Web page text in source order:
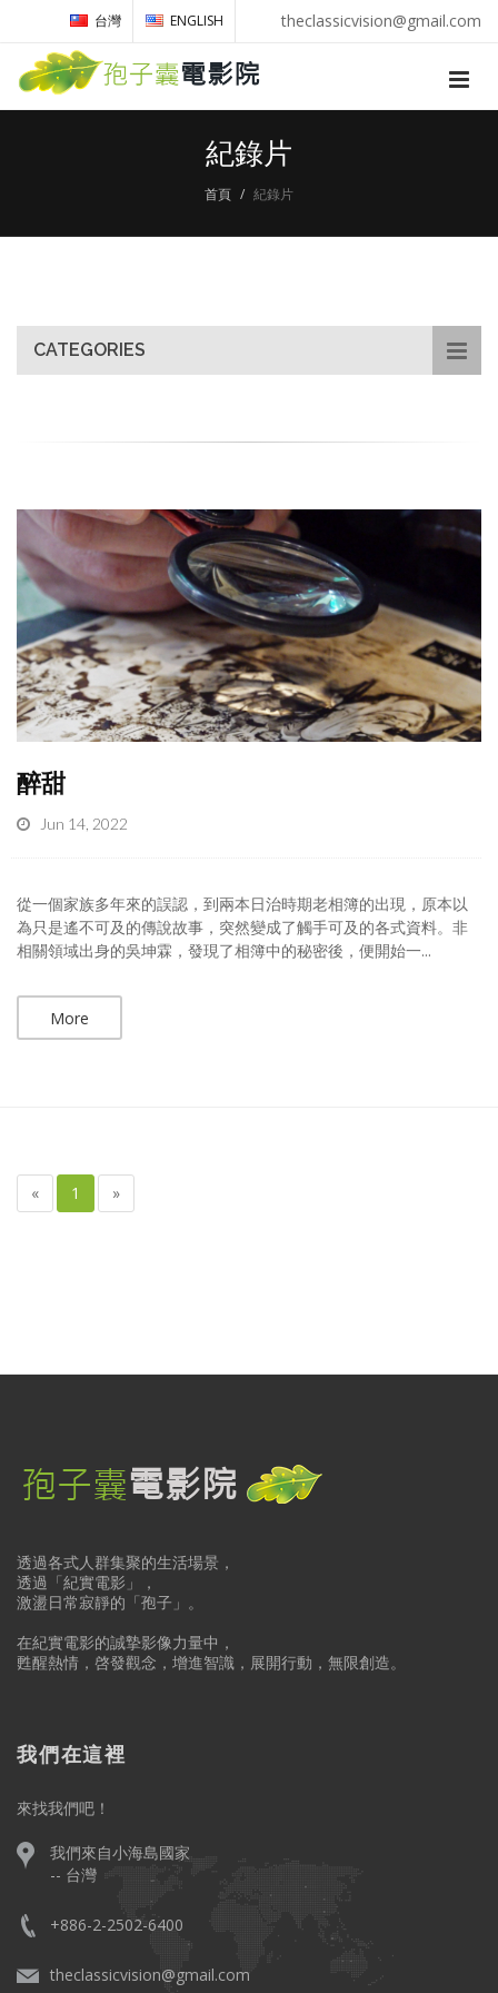
theclassicvision@gmail.com
台灣 ENGLISH
紀錄片
首頁 紀錄片
CATEGORIES
醉甜
Jun 14, 2022
從一個家族多年來的誤認，到兩本日治時期老相簿的出現，原本以
為只是遙不可及的傳說故事，突然變成了觸手可及的各式資料。非
相關領域出身的吳坤霖，發現了相簿中的秘密後，便開始一...
More
« 1 »
透過各式人群集聚的生活場景，
透過「紀實電影」，
激盪日常寂靜的「孢子」。
在紀實電影的誠摯影像力量中，
甦醒熱情，啓發觀念，增進智識，展開行動，無限創造。
我們在這裡
來找我們吧！
我們來自小海島國家
-- 台灣
+886-2-2502-6400
theclassicvision@gmail.com